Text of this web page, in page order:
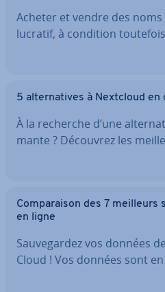
Acheter et vendre des
lucratif, à condition
5 al­ter­na­tives à Nextcloud en
À la recherche d’une
mante ? Découvrez les
Com­pa­rai­son des 7 meilleurs
en ligne
Sau­ve­gar­dez vos données
Cloud ! Vos données sont